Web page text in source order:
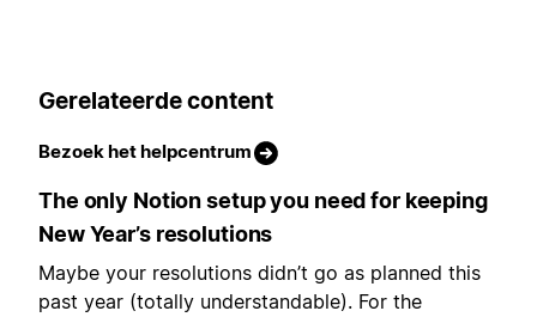
Gerelateerde content
Bezoek het helpcentrum
The only Notion setup you need for keeping
New Year’s resolutions
Maybe your resolutions didn’t go as planned this
past year (totally understandable). For the